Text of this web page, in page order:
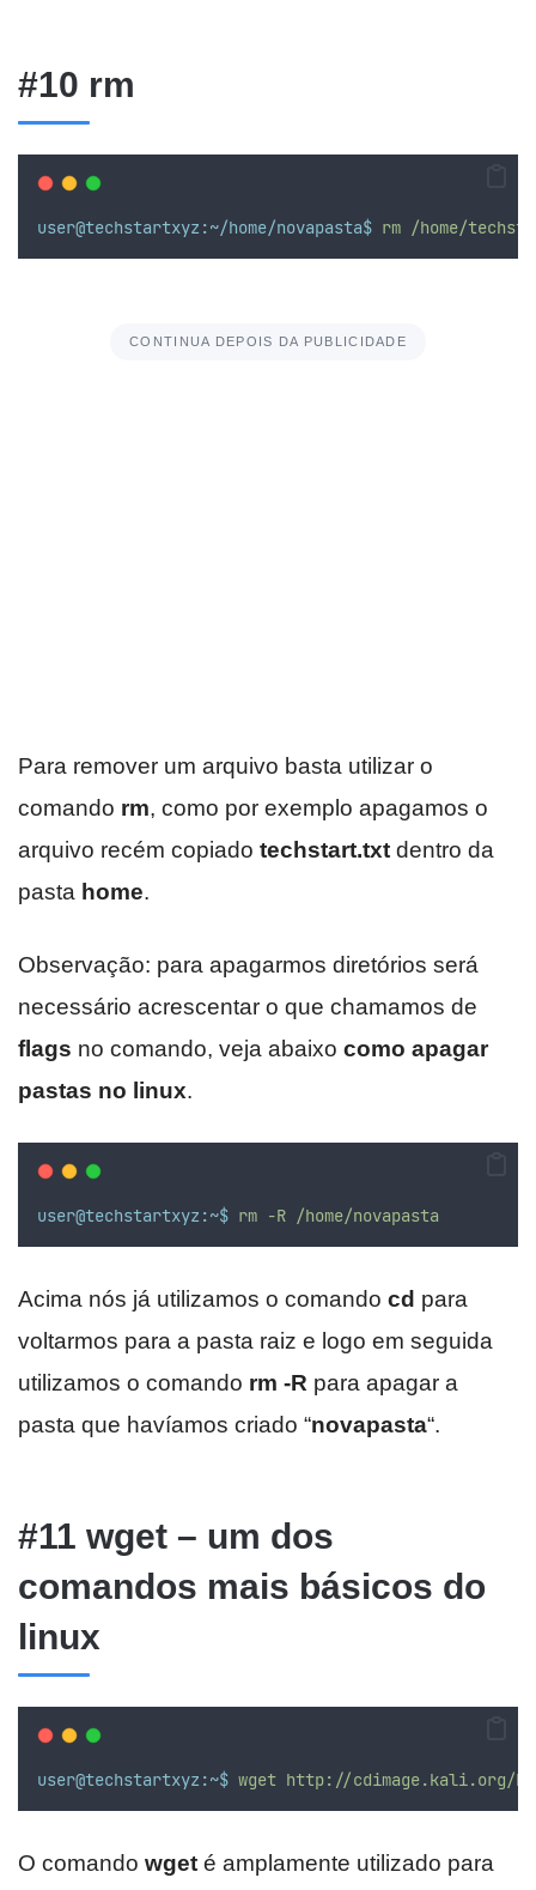
#10 rm
user@techstartxyz:~/home/novapasta$ rm /home/
CONTINUA DEPOIS DA PUBLICIDADE
Para remover um arquivo basta utilizar o
comando rm, como por exemplo apagamos o
arquivo recém copiado techstart.txt dentro da
pasta home.
Observação: para apagarmos diretórios será
necessário acrescentar o que chamamos de
flags no comando, veja abaixo como apagar
pastas no linux.
user@techstartxyz:~$ rm -R /home/novapasta
Acima nós já utilizamos o comando cd para
voltarmos para a pasta raiz e logo em seguida
utilizamos o comando rm -R para apagar a
pasta que havíamos criado “novapasta“.
#11 wget – um dos
comandos mais básicos do
linux
user@techstartxyz:~$ wget http://cdimage.kali.org/
O comando wget é amplamente utilizado para